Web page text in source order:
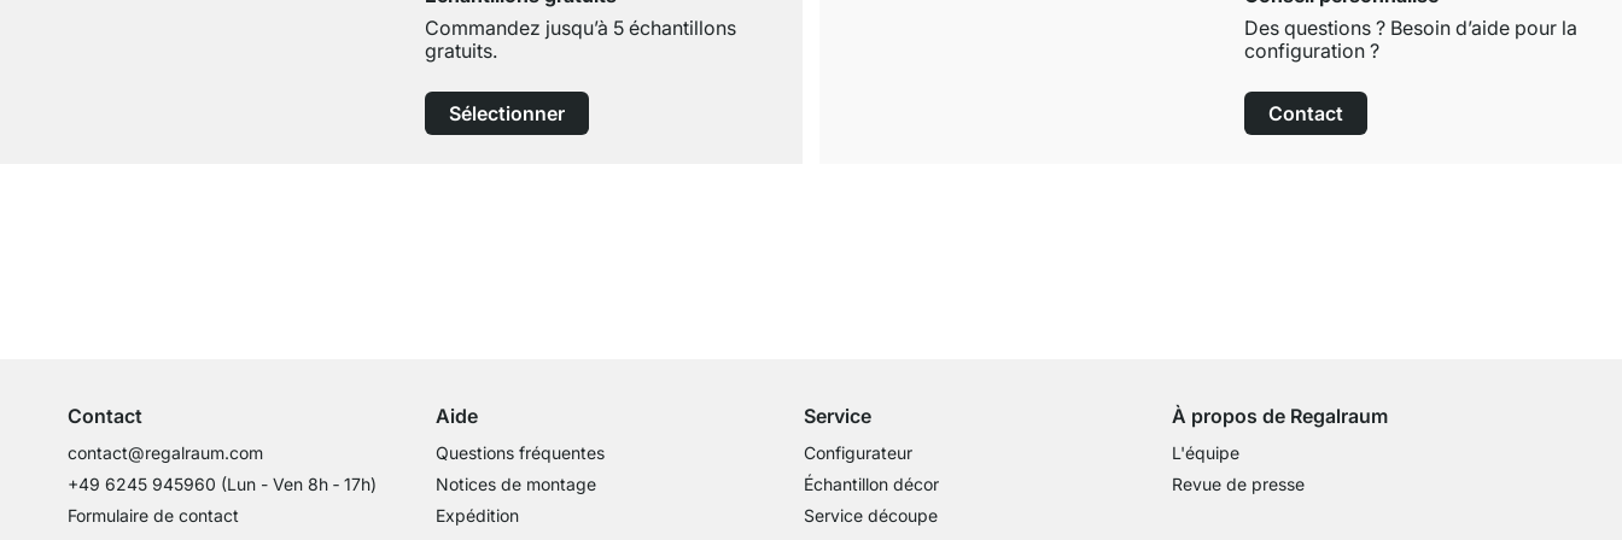
Commandez jusqu’à 5 échantillons
gratuits.
Sélectionner
Des questions ? Besoin d’aide pour la
configuration ?
Contact
Contact
contact@regalraum.com
+49 6245 945960 (Lun - Ven 8h ‑ 17h)
Formulaire de contact
Aide
Questions fréquentes
Notices de montage
Expédition
Service
Configurateur
Échantillon décor
Service découpe
À propos de Regalraum
L'équipe
Revue de presse